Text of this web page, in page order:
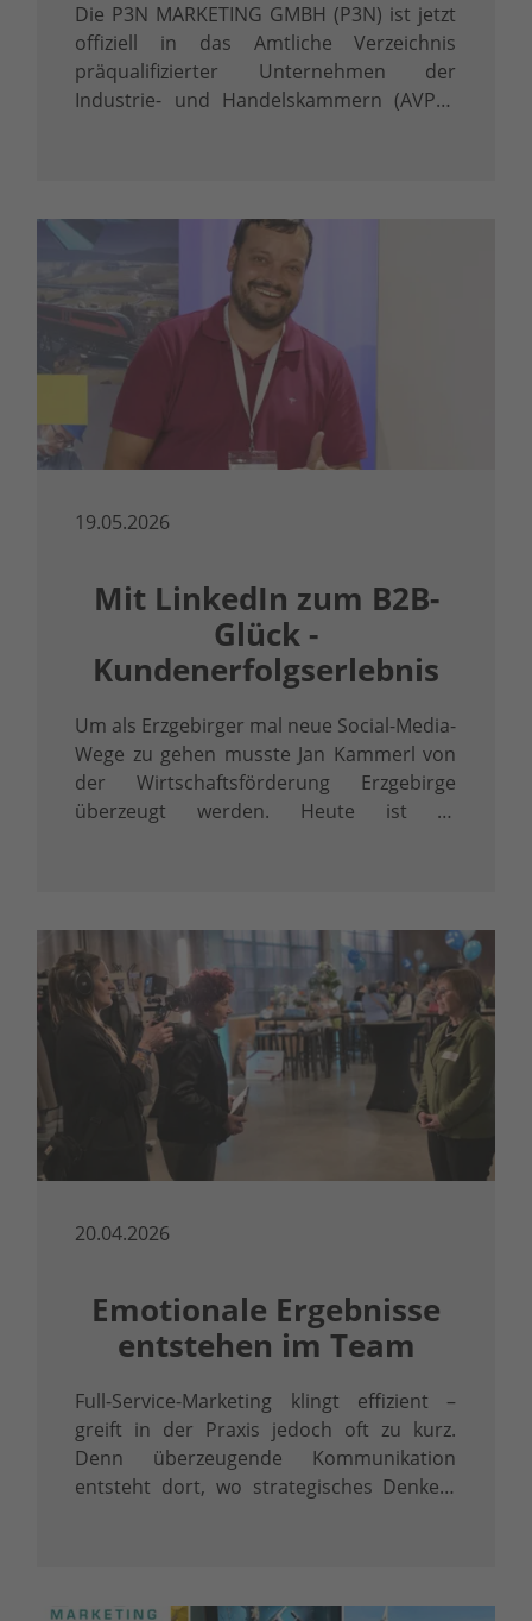
Die P3N MARKETING GMBH (P3N) ist jetzt
offiziell in das Amtliche Verzeichnis
präqualifizierter Unternehmen der
Industrie- und Handelskammern (AVPQ)
19.05.2026
Mit LinkedIn zum B2B-
Glück -
Kundenerfolgserlebnis
Um als Erzgebirger mal neue Social-Media-
Wege zu gehen musste Jan Kammerl von
der Wirtschaftsförderung Erzgebirge
überzeugt werden. Heute ist er
20.04.2026
Emotionale Ergebnisse
entstehen im Team
Full-Service-Marketing klingt effizient –
greift in der Praxis jedoch oft zu kurz.
Denn überzeugende Kommunikation
entsteht dort, wo strategisches Denken,